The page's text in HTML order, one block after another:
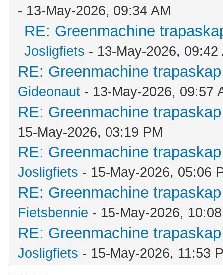
- 13-May-2026, 09:34 AM
RE: Greenmachine
Josligfiets - 13-May-2026, 09:42
RE: Greenmachine
Gideonaut - 13-May-2026, 09:57
RE: Greenmachine
15-May-2026, 03:19 PM
RE: Greenmachine
Josligfiets - 15-May-2026, 05:06
RE: Greenmachine
Fietsbennie - 15-May-2026,
RE: Greenmachine
Josligfiets - 15-May-2026, 11:53